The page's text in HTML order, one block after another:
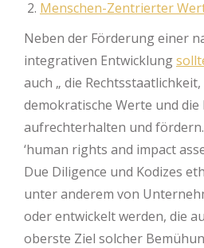
Menschen-Zentrierter
Neben der Förderung einer
integrativen Entwicklung
auch „ die
demokratische Werte und die
aufrechterhalten und fördern.
‘human rights and impact
Due Diligence und Kodizes
unter anderem von
oder entwickelt werden, die
oberste Ziel solcher